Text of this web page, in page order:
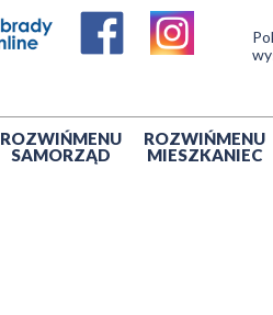
ROZWIŃMENU
SAMORZĄD
ROZWIŃMENU
MIESZKANIEC